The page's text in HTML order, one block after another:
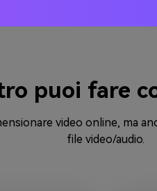
puoi fare
video online, ma
file video/audio.